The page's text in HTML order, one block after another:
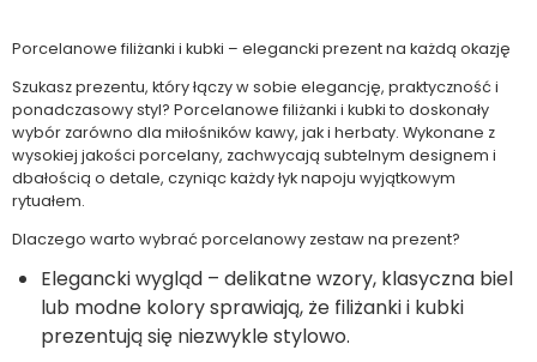
Porcelanowe filiżanki i kubki – elegancki prezent na każdą okazję
Szukasz prezentu, który łączy w sobie elegancję, praktyczność i
ponadczasowy styl? Porcelanowe filiżanki i kubki to doskonały
wybór zarówno dla miłośników kawy, jak i herbaty. Wykonane z
wysokiej jakości porcelany, zachwycają subtelnym designem i
dbałością o detale, czyniąc każdy łyk napoju wyjątkowym
rytuałem.
Dlaczego warto wybrać porcelanowy zestaw na prezent?
Elegancki wygląd – delikatne wzory, klasyczna biel
lub modne kolory sprawiają, że filiżanki i kubki
prezentują się niezwykle stylowo.